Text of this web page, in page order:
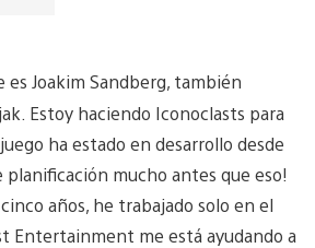
es Joakim Sandberg, también
Estoy haciendo Iconoclasts para
juego ha estado en desarrollo desde
planificación mucho antes que eso!
años, he trabajado solo en el
Entertainment me está ayudando a